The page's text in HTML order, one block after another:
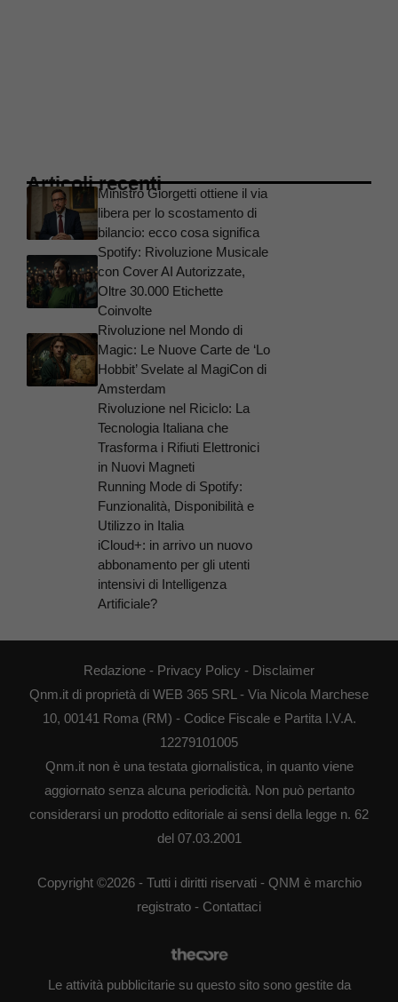
Articoli recentiMinistro Giorgetti ottiene il via
libera per lo scostamento di
bilancio: ecco cosa significa
Spotify: Rivoluzione Musicale
con Cover AI Autorizzate,
Oltre 30.000 Etichette
Coinvolte
Rivoluzione nel Mondo di
Magic: Le Nuove Carte de ‘Lo
Hobbit’ Svelate al MagiCon di
Amsterdam
Rivoluzione nel Riciclo: La
Tecnologia Italiana che
Trasforma i Rifiuti Elettronici
in Nuovi Magneti
Running Mode di Spotify:
Funzionalità, Disponibilità e
Utilizzo in Italia
iCloud+: in arrivo un nuovo
abbonamento per gli utenti
intensivi di Intelligenza
Artificiale?
Redazione - Privacy Policy - Disclaimer
Qnm.it di proprietà di WEB 365 SRL - Via Nicola Marchese
10, 00141 Roma (RM) - Codice Fiscale e Partita I.V.A.
12279101005
Qnm.it non è una testata giornalistica, in quanto viene
aggiornato senza alcuna periodicità. Non può pertanto
considerarsi un prodotto editoriale ai sensi della legge n. 62
del 07.03.2001
Copyright ©2026 - Tutti i diritti riservati - QNM è marchio
registrato - Contattaci
Le attività pubblicitarie su questo sito sono gestite da